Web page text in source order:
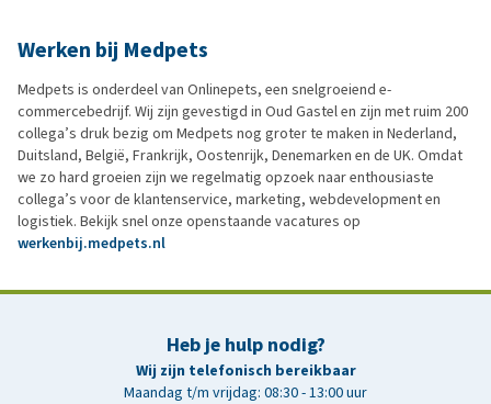
Werken bij Medpets
Medpets is onderdeel van Onlinepets, een snelgroeiend e-
commercebedrijf. Wij zijn gevestigd in Oud Gastel en zijn met ruim 200
collega’s druk bezig om Medpets nog groter te maken in Nederland,
Duitsland, België, Frankrijk, Oostenrijk, Denemarken en de UK. Omdat
we zo hard groeien zijn we regelmatig opzoek naar enthousiaste
collega’s voor de klantenservice, marketing, webdevelopment en
logistiek. Bekijk snel onze openstaande vacatures op
werkenbij.medpets.nl
Heb je hulp nodig?
Wij zijn telefonisch bereikbaar
Maandag t/m vrijdag: 08:30 - 13:00 uur